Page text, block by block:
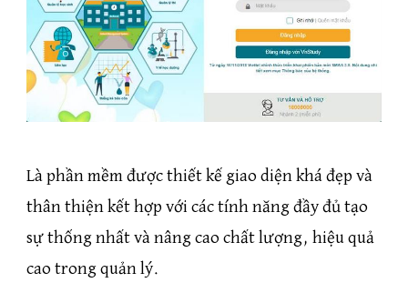
Là phần mềm được thiết kế giao diện khá đẹp và
thân thiện kết hợp với các tính năng đầy đủ tạo
sự thống nhất và nâng cao chất lượng, hiệu quả
cao trong quản lý.